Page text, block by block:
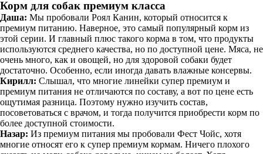
Корм для собак премиум класса
Даша: Мы пробовали Роял Канин, который относится к
премиум питанию. Наверное, это самый популярный корм из
этой серии. И главный плюс такого корма в том, что продукты
используются среднего качества, но по доступной цене. Мяса, не
очень много, как и овощей, но для здоровой собаки будет
достаточно. Особенно, если иногда давать влажные консервы.
Кирилл: Слышал, что многие линейки супер премиум и
премиум питания не отличаются по составу, а вот по цене есть
ощутимая разница. Поэтому нужно изучить состав,
посоветоваться с врачом, и тогда получится приобрести корм по
более доступной стоимости.
Назар: Из премиум питания мы пробовали Фест Чойс, хотя
многие относят его к супер премиум кормам. Ничего плохого